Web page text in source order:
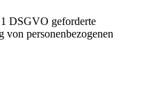
DSGVO geforderte
von personenbezogenen